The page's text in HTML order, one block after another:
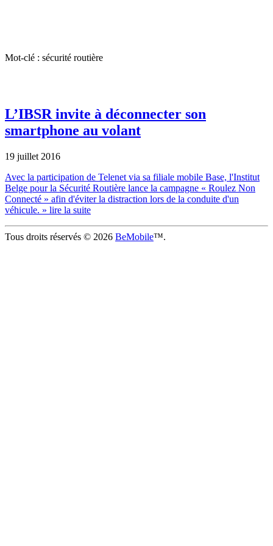
Mot-clé : sécurité routière
L’IBSR invite à déconnecter son
smartphone au volant
19 juillet 2016
Avec la participation de Telenet via sa filiale mobile Base, l'Institut
Belge pour la Sécurité Routière lance la campagne « Roulez Non
Connecté » afin d'éviter la distraction lors de la conduite d'un
véhicule. » lire la suite
Tous droits réservés © 2026 BeMobile™.